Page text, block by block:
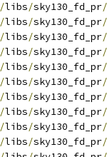
/libs/sky130_fd_pr/
/libs/sky130_fd_pr/
/libs/sky130_fd_pr/
/libs/sky130_fd_pr/
/libs/sky130_fd_pr/
/libs/sky130_fd_pr/
/libs/sky130_fd_pr/
/libs/sky130_fd_pr/
/libs/sky130_fd_pr/
/libs/sky130_fd_pr/